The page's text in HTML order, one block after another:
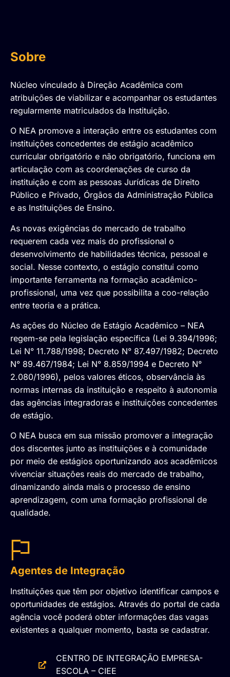
Sobre
Núcleo vinculado à Direção Acadêmica com
atribuições de viabilizar e acompanhar os estudantes
regularmente matriculados da Instituição.
O NEA promove a interação entre os estudantes com
instituições concedentes de estágio acadêmico
curricular obrigatório e não obrigatório, funciona em
articulação com as coordenações de curso da
instituição e com as pessoas Jurídicas de Direito
Público e Privado, Órgãos da Administração Pública
e as Instituições de Ensino.
As novas exigências do mercado de trabalho
requerem cada vez mais do profissional o
desenvolvimento de habilidades técnica, pessoal e
social. Nesse contexto, o estágio constitui como
importante ferramenta na formação acadêmico-
profissional, uma vez que possibilita a coo-relação
entre teoria e a prática.
As ações do Núcleo de Estágio Acadêmico – NEA
regem-se pela legislação específica (Lei 9.394/1996;
Lei N° 11.788/1998; Decreto N° 87.497/1982; Decreto
N° 89.467/1984; Lei N° 8.859/1994 e Decreto N°
2.080/1996), pelos valores éticos, observância às
normas internas da instituição e respeito à autonomia
das agências integradoras e instituições concedentes
de estágio.
O NEA busca em sua missão promover a integração
dos discentes junto as instituições e à comunidade
por meio de estágios oportunizando aos acadêmicos
vivenciar situações reais do mercado de trabalho,
dinamizando ainda mais o processo de ensino
aprendizagem, com uma formação profissional de
qualidade.
Agentes de Integração
Instituições que têm por objetivo identificar campos e
oportunidades de estágios. Através do portal de cada
agência você poderá obter informações das vagas
existentes a qualquer momento, basta se cadastrar.
CENTRO DE INTEGRAÇÃO EMPRESA-
ESCOLA – CIEE